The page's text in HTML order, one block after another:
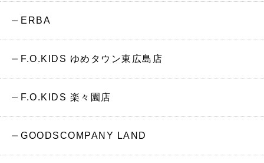
ERBA
F.O.KIDS ゆめタウン東広島店
F.O.KIDS 楽々園店
GOODSCOMPANY LAND